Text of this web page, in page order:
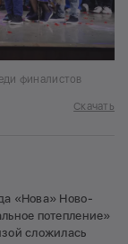
финалистов
Скачать
«Нова» Ново-
потепление»
сложилась